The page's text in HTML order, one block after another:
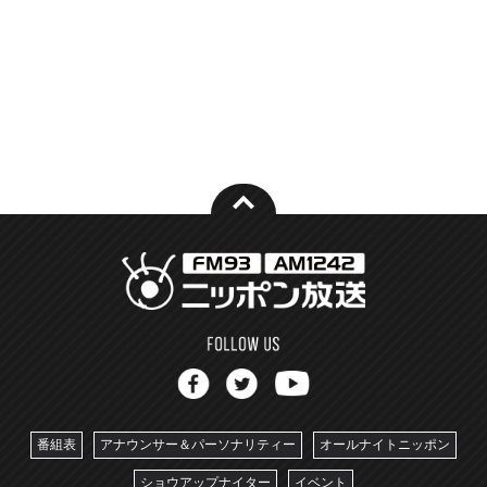
番組表 アナウンサー＆パーソナリティー オールナイトニッポン
ショウアップナイター イベント